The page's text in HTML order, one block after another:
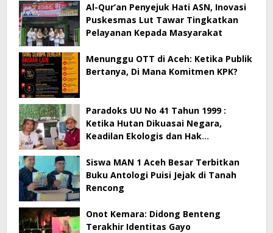
Al-Qur’an Penyejuk Hati ASN, Inovasi
Puskesmas Lut Tawar Tingkatkan
Pelayanan Kepada Masyarakat
Menunggu OTT di Aceh: Ketika Publik
Bertanya, Di Mana Komitmen KPK?
Paradoks UU No 41 Tahun 1999 :
Ketika Hutan Dikuasai Negara,
Keadilan Ekologis dan Hak
Siswa MAN 1 Aceh Besar Terbitkan
Buku Antologi Puisi Jejak di Tanah
Rencong
Onot Kemara: Didong Benteng
Terakhir Identitas Gayo